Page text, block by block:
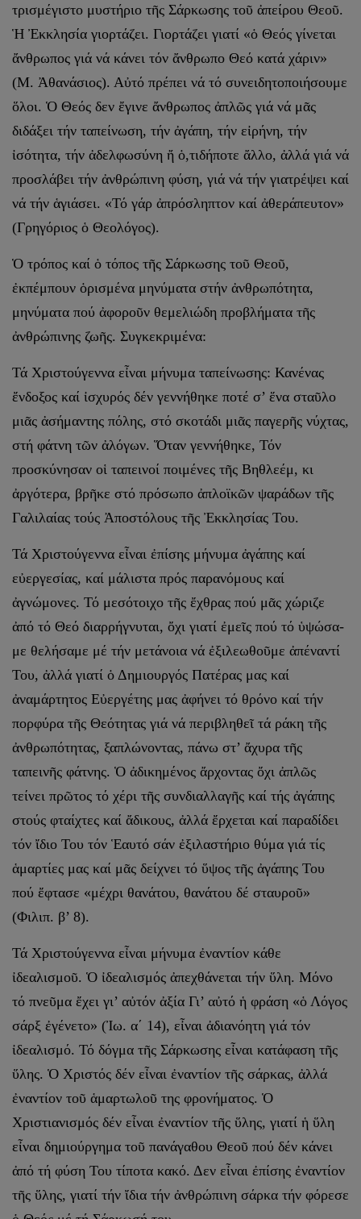
τρισμέγιστο μυστήριο τῆς Σάρκωσης τοῦ ἀπείρου Θεοῦ.
Ἡ Ἐκκλησία γιορτάζει. Γιορτάζει γιατί «ὁ Θεός γίνεται
ἄνθρωπος γιά νά κάνει τόν ἄνθρωπο Θεό κατά χάριν»
(Μ. Ἀθανάσιος). Αὐτό πρέπει νά τό συνειδητοποιήσουμε
ὅλοι. Ὁ Θεός δεν ἔγινε ἄνθρωπος ἀπλῶς γιά νά μᾶς
διδάξει τήν ταπείνωση, τήν ἀγάπη, τήν εἰρήνη, τήν
ἰσότητα, τήν ἀδελφωσύνη ἤ ὁ,τιδήποτε ἄλλο, ἀλλά γιά νά
προσλάβει τήν ἀνθρώπινη φύση, γιά νά τήν γιατρέψει καί
νά τήν ἁγιάσει. «Τό γάρ ἀπρόσληπτον καί ἀθεράπευτον»
(Γρηγόριος ὁ Θεολόγος).
Ὁ τρόπος καί ὁ τόπος τῆς Σάρκωσης τοῦ Θεοῦ,
ἐκπέμπουν ὁρισμέ­να μηνύματα στήν ἀνθρωπότητα,
μηνύματα πού ἀφοροῦν θεμελιώδη προβλήματα τῆς
ἀνθρώπινης ζωῆς. Συγκεκριμένα:
Τά Χριστούγεννα εἶναι μήνυμα ταπείνωσης: Κανένας
ἔνδοξος καί ἰσχυρός δέν γεννήθηκε ποτέ σ’ ἕνα σταῦλο
μιᾶς ἀσήμαντης πόλης, στό σκοτάδι μιᾶς παγερῆς νύχτας,
στή φάτνη τῶν ἀλόγων. Ὅταν γεννήθη­κε, Τόν
προσκύνησαν οἱ ταπεινοί ποιμένες τῆς Βηθλεέμ, κι
ἀργότερα, βρῆκε στό πρόσωπο ἀπλοϊκῶν ψαράδων τῆς
Γαλιλαίας τούς Ἀποστό­λους τῆς Ἐκκλησίας Του.
Τά Χριστούγεννα εἶναι ἐπίσης μήνυμα ἀγάπης καί
εὐεργεσίας, καί μάλιστα πρός παρανόμους καί
ἀγνώμονες. Τό μεσότοιχο τῆς ἔχθρας πού μᾶς χώριζε
ἀπό τό Θεό διαρρήγνυται, ὄχι γιατί ἐμεῖς πού τό ὑψώσα­
με θελήσαμε μέ τήν μετάνοια νά ἐξιλεωθοῦμε ἀπέναντί
Του, ἀλλά γιατί ὁ Δημιουργός Πατέρας μας καί
ἀναμάρτητος Εὐεργέτης μας ἀφήνει τό θρόνο καί τήν
πορφύρα τῆς Θεότητας γιά νά περιβληθεῖ τά ράκη τῆς
ἀνθρωπότητας, ξαπλώνοντας, πάνω στ’ ἄχυρα τῆς
ταπεινῆς φάτνης. Ὁ ἀδικημένος ἄρχοντας ὄχι ἀπλῶς
τείνει πρῶτος τό χέρι τῆς συνδιαλλαγῆς καί τής ἀγάπης
στούς φταίχτες καί ἄδικους, ἀλλά ἔρχεται καί παραδίδει
τόν ἴδιο Του τόν Ἑαυτό σάν ἐξι­λαστήριο θύμα γιά τίς
ἁμαρτίες μας καί μᾶς δείχνει τό ὕψος τῆς ἀγάπης Του
πού ἔφτασε «μέχρι θανάτου, θανάτου δέ σταυροῦ»
(Φιλιπ. β’ 8).
Τά Χριστούγεννα εἶναι μήνυμα ἐναντίον κάθε
ἰδεαλισμοῦ. Ὁ ἰδεα­λισμός ἀπεχθάνεται τήν ὕλη. Μόνο
τό πνεῦμα ἔχει γι’ αὐτόν ἀξία Γι’ αὐτό ἡ φράση «ὁ Λόγος
σάρξ ἐγένετο» (Ἰω. α΄ 14), εἶναι ἀδιανόητη γιά τόν
ἰδεαλισμό. Τό δόγμα τῆς Σάρκωσης εἶναι κατάφαση τῆς
ὕλης. Ὁ Χριστός δέν εἶναι ἐναντίον τῆς σάρκας, ἀλλά
ἐναντίον τοῦ ἁμαρτωλοῦ της φρονήματος. Ὁ
Χριστιανισμός δέν εἶναι ἐναντίον τῆς ὕλης, γιατί ἡ ὕλη
εἶναι δημιούργημα τοῦ πανάγαθου Θεοῦ πού δέν κάνει
ἀπό τή φύση Του τίποτα κακό. Δεν εἶναι ἐπίσης ἐναντίον
τῆς ὕλης, γιατί τήν ἴδια τήν ἀνθρώπινη σάρκα τήν φόρεσε